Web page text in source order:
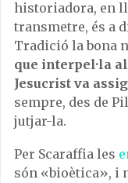
historiadora, en
transmetre, és a
Tradició la bona
que interpel·la
Jesucrist va
sempre, des de
jutjar-la.
Per Scaraffia les
són «bioètica», i